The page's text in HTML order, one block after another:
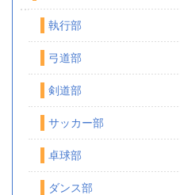
執行部
弓道部
剣道部
サッカー部
卓球部
ダンス部